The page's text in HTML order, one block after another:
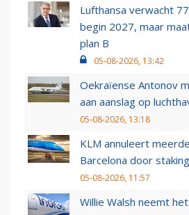
Lufthansa verwacht
begin 2027, maar
plan B
05-08-2026, 13:42
Oekraïense Antonov
aan aanslag op
05-08-2026, 13:18
KLM annuleert
Barcelona door staking
05-08-2026, 11:57
Willie Walsh neemt